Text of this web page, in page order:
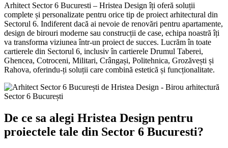
Arhitect Sector 6 Bucuresti – Hristea Design îți oferă soluții
complete și personalizate pentru orice tip de proiect arhitectural din
Sectorul 6. Indiferent dacă ai nevoie de renovări pentru apartamente,
design de birouri moderne sau construcții de case, echipa noastră îți
va transforma viziunea într-un proiect de succes. Lucrăm în toate
cartierele din Sectorul 6, inclusiv în cartierele Drumul Taberei,
Ghencea, Cotroceni, Militari, Crângași, Politehnica, Grozăvești și
Rahova, oferindu-ți soluții care combină estetică și funcționalitate.
De ce sa alegi Hristea Design pentru
proiectele tale din Sector 6 Bucuresti?